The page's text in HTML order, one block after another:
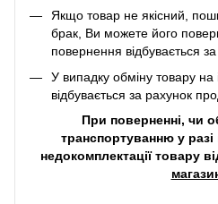
Якщо товар не якісний,
брак, Ви можете його
повернення відбувається
У випадку обміну товару
відбувається за рахунок
При поверненні, чи
транспортуванню у разі
недокомплектації товару